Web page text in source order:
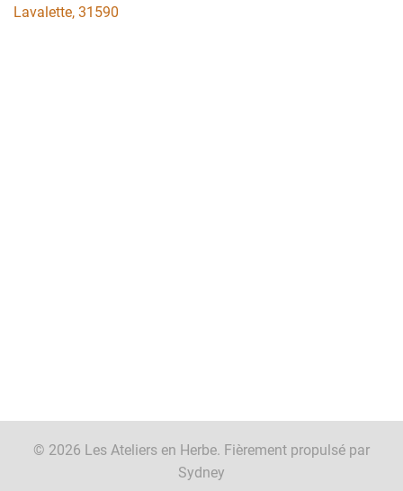
Lavalette, 31590
© 2026 Les Ateliers en Herbe. Fièrement propulsé par
Sydney